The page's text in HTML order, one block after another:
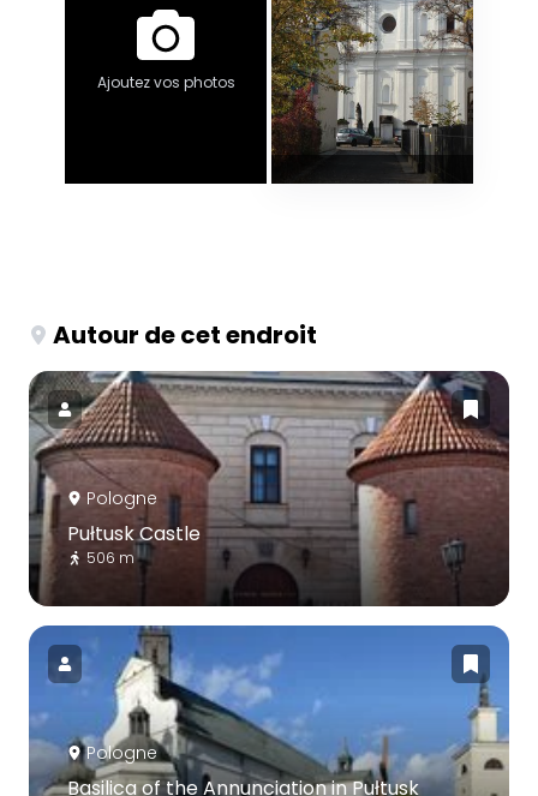
Ajoutez vos photos
Autour de cet endroit
Pologne
Pułtusk Castle
506 m
Pologne
Basilica of the Annunciation in Pułtusk